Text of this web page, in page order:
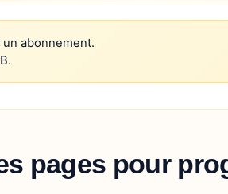
abonnement.
pages pour